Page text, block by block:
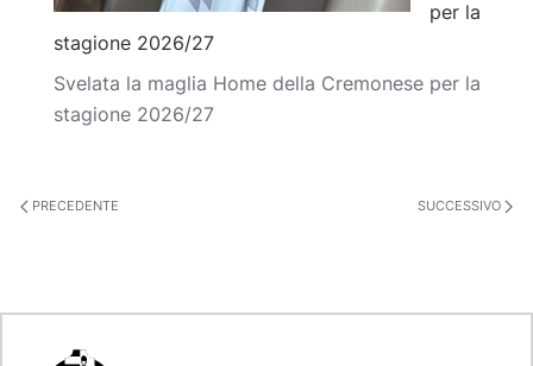
per la
stagione 2026/27
Svelata la maglia Home della Cremonese per la
stagione 2026/27
PRECEDENTE SUCCESSIVO